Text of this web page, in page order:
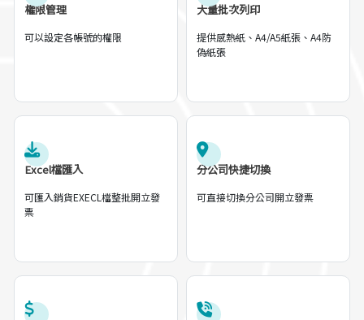
權限管理
可以設定各帳號的權限
大量批次列印
提供感熱紙、A4/A5紙張、A4防
偽紙張
Excel檔匯入
可匯入銷貨EXECL檔整批開立發
票
分公司快捷切換
可直接切換分公司開立發票